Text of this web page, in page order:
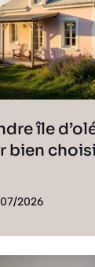
île
bien
2026